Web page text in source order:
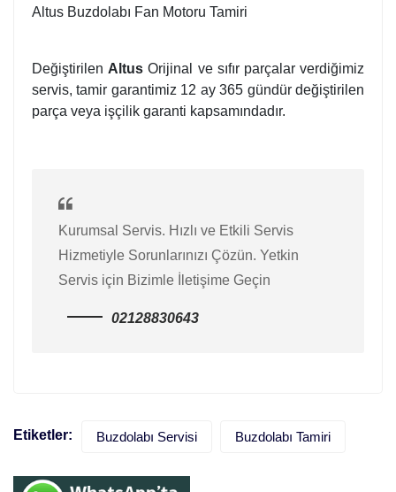
Altus Buzdolabı Fan Motoru Tamiri
Değiştirilen Altus Orijinal ve sıfır parçalar verdiğimiz
servis, tamir garantimiz 12 ay 365 gündür değiştirilen
parça veya işçilik garanti kapsamındadır.
Kurumsal Servis. Hızlı ve Etkili Servis
Hizmetiyle Sorunlarınızı Çözün. Yetkin
Servis için Bizimle İletişime Geçin
02128830643
Etiketler: Buzdolabı Servisi Buzdolabı Tamiri